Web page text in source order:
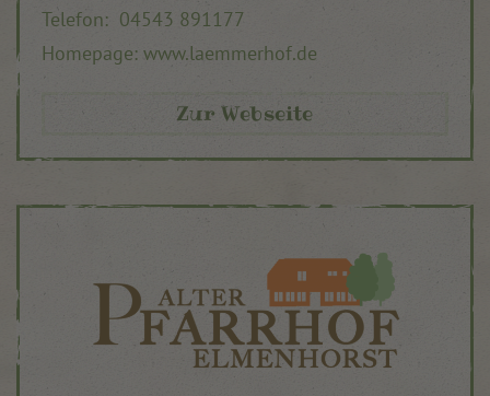
Telefon: 04543 891177
Homepage: www.laemmerhof.de
Zur Webseite